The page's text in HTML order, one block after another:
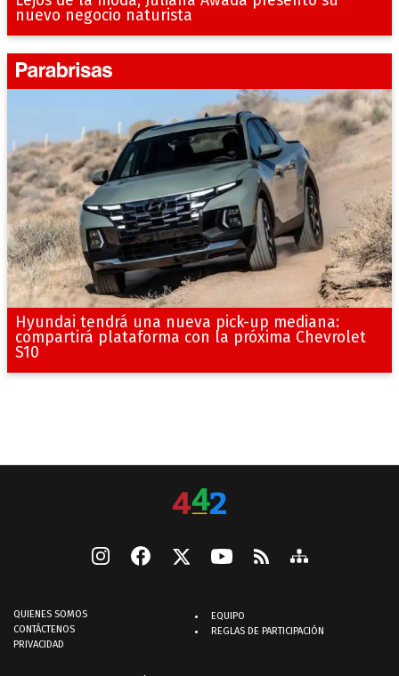
nuevo negocio naturista
Hyundai tendrá una nueva pick-up mediana:
compartirá plataforma con la próxima Chevrolet
S10
QUIENES SOMOS
CONTÁCTENOS
PRIVACIDAD
EQUIPO
REGLAS DE PARTICIPACIÓN